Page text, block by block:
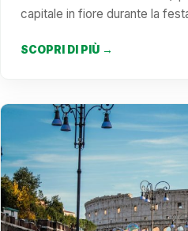
capitale in fiore durante la
SCOPRI DI PIÙ →